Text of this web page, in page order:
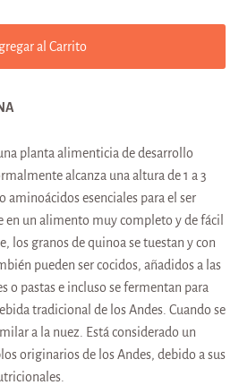
al Carrito
una planta alimenticia de desarrollo
alcanza una altura de 1 a 3
aminoácidos esenciales para el ser
en un alimento muy completo y de fácil
los granos de quinoa se tuestan y con
pueden ser cocidos, añadidos a las
o pastas e incluso se fermentan para
tradicional de los Andes. Cuando se
a la nuez. Está considerado un
originarios de los Andes, debido a sus